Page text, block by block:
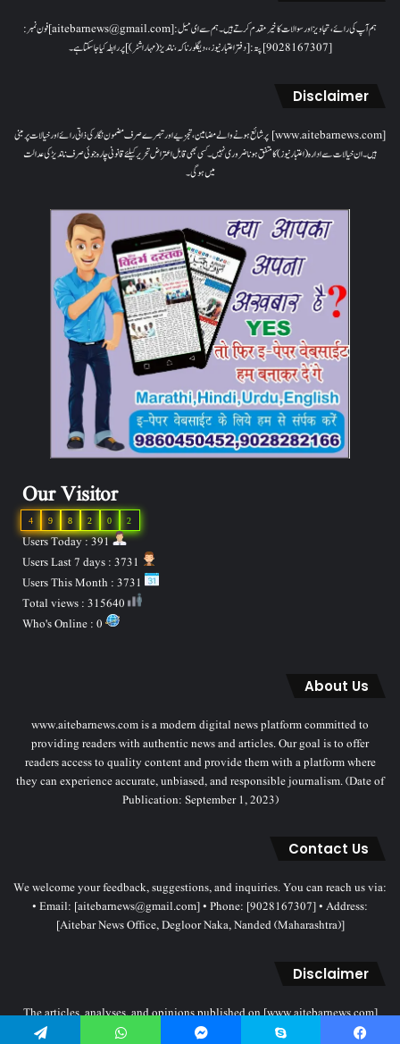
ہم آپ کی رائے، تجاویز اور سوالات کا خیرمقدم کرتے ہیں۔ ہم سےای میل: [aitebarnews@gmail.com]فون نمبر:
[9028167307]پتہ: [دفتر اعتبار نیوز، ، دیگلور ناکہ، ناندیڑ(مہاراشٹر) ] پر رابطہ کیا جاسکتا ہے۔
Disclaimer
[www.aitebarnews.com] پر شائع ہونے والے مضامین، تجزیے اور تبصرے صرف مضمون نگار کی ذاتی رائے اور خیالات پر مبنی
ہیں۔ ان خیالات سے ادارہ (اعتبار نیوز) کا متفق ہونا ضروری نہیں۔ کسی بھی قابل اعتراض تحریر کیلئے قانونی چارہ جوئی صرف ناندیڑ کی عدالت
میں ہوگی۔
Our Visitor
2
0
2
8
9
4
Users Today : 391
About Us
www.aitebarnews.com is a modern digital news platform committed to
providing readers with authentic news and articles. Our goal is to offer
readers access to quality content and provide them with a platform where
they can experience accurate, unbiased, and responsible journalism. (Date of
Publication: September 1, 2023)
Contact Us
We welcome your feedback, suggestions, and inquiries. You can reach us via:
• Email: [aitebarnews@gmail.com] • Phone: [9028167307] • Address:
[Aitebar News Office, Degloor Naka, Nanded (Maharashtra)]
Disclaimer
The articles, analyses, and opinions published on [www.aitebarnews.com]
solely represent the personal views and opinions of the authors. These views